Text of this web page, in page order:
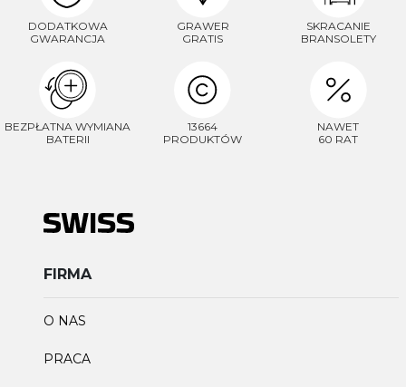
DODATKOWA
GWARANCJA
GRAWER
GRATIS
SKRACANIE
BRANSOLETY
BEZPŁATNA WYMIANA
BATERII
13664
PRODUKTÓW
NAWET
60 RAT
FIRMA
O NAS
PRACA